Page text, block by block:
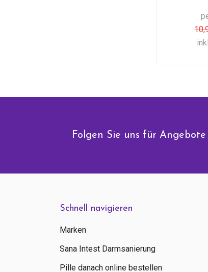
Folgen Sie uns für
Schnell navigieren
Marken
Sana Intest Darmsanierung
Pille danach online bestellen